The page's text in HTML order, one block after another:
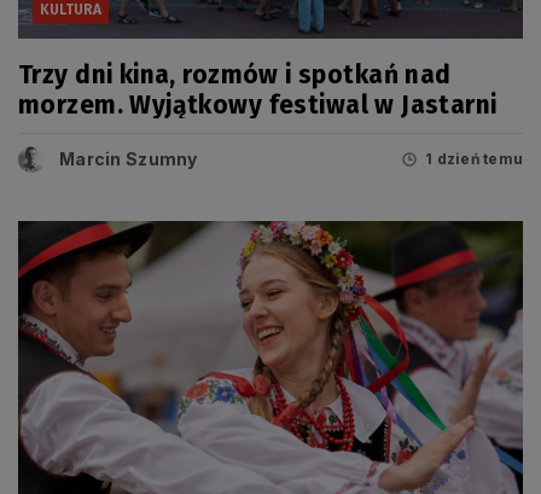
KULTURA
Trzy dni kina, rozmów i spotkań nad
morzem. Wyjątkowy festiwal w Jastarni
Marcin Szumny 1 dzień temu